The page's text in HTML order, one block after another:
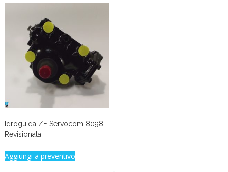
Idroguida ZF Servocom 8098
Revisionata
Aggiungi a preventivo